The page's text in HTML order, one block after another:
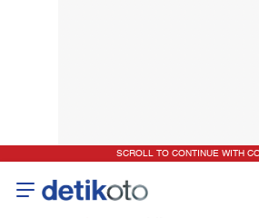
SCROLL TO CONTINUE WITH